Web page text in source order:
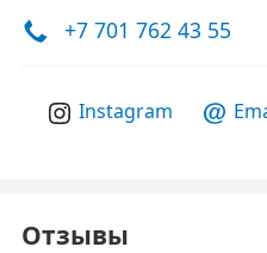
+7 701 762 43 55
Instagram
Отзывы